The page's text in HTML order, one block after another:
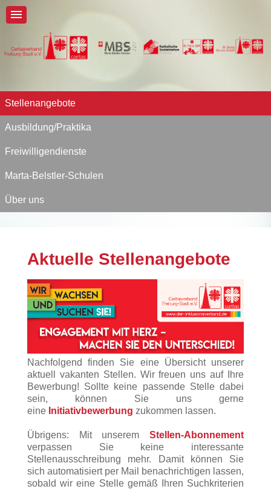
Stellenangebote
Ausbildung/Praktika
Freiwilligendienste
Marta-Belstler-Schulen
Über uns
Aktuelle Stellenangebote
Nachfolgend finden Sie eine Übersicht unserer
aktuell vakanten Stellen. Wir freuen uns auf Ihre
Bewerbung! Sollte keine passende Stelle dabei
sein, können Sie uns gerne
eine Initiativbewerbung zukommen lassen.
Übrigens: Mit unserem Stellen-Abonnement
verpassen Sie keine interessante
Stellenausschreibung mehr. Damit können Sie
sich automatisiert per Mail benachrichtigen lassen,
sobald wir eine Stelle gemäß Ihren Suchkriterien